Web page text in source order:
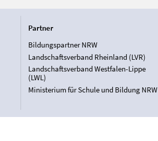
Partner
Bildungspartner NRW
Landschaftsverband Rheinland (LVR)
Landschaftsverband Westfalen-Lippe
(LWL)
Ministerium für Schule und Bildung NRW